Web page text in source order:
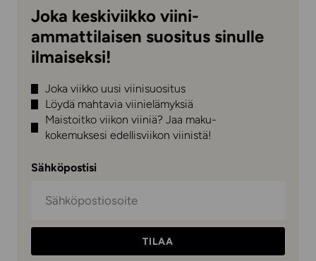
Joka keskiviikko viini-
ammattilaisen suositus sinulle
ilmaiseksi!
Joka viikko uusi viinisuositus
Löydä mahtavia viinielämyksiä
Maistoitko viikon viiniä? Jaa maku-
kokemuksesi edellisviikon viinistä!
Sähköpostisi
TILAA